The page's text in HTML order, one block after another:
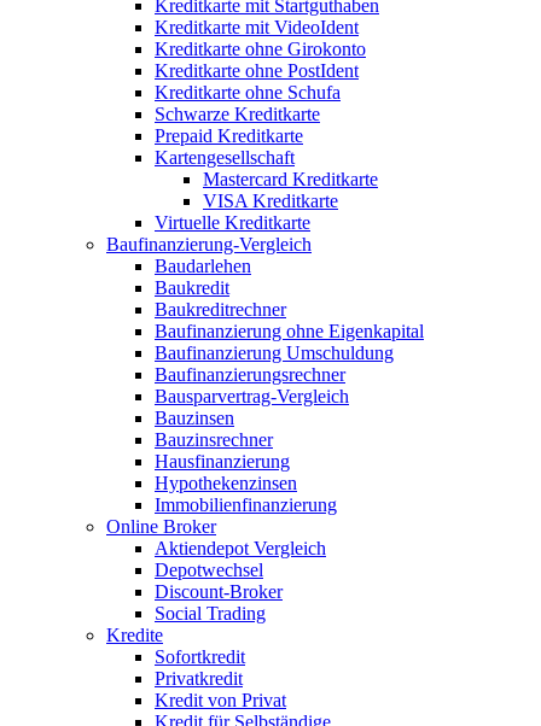
Kreditkarte mit Startguthaben
Kreditkarte mit VideoIdent
Kreditkarte ohne Girokonto
Kreditkarte ohne PostIdent
Kreditkarte ohne Schufa
Schwarze Kreditkarte
Prepaid Kreditkarte
Kartengesellschaft
Mastercard Kreditkarte
VISA Kreditkarte
Virtuelle Kreditkarte
Baufinanzierung-Vergleich
Baudarlehen
Baukredit
Baukreditrechner
Baufinanzierung ohne Eigenkapital
Baufinanzierung Umschuldung
Baufinanzierungsrechner
Bausparvertrag-Vergleich
Bauzinsen
Bauzinsrechner
Hausfinanzierung
Hypothekenzinsen
Immobilienfinanzierung
Online Broker
Aktiendepot Vergleich
Depotwechsel
Discount-Broker
Social Trading
Kredite
Sofortkredit
Privatkredit
Kredit von Privat
Kredit für Selbständige